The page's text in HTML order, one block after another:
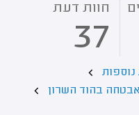
חוות דעת
37
בהוד השרון